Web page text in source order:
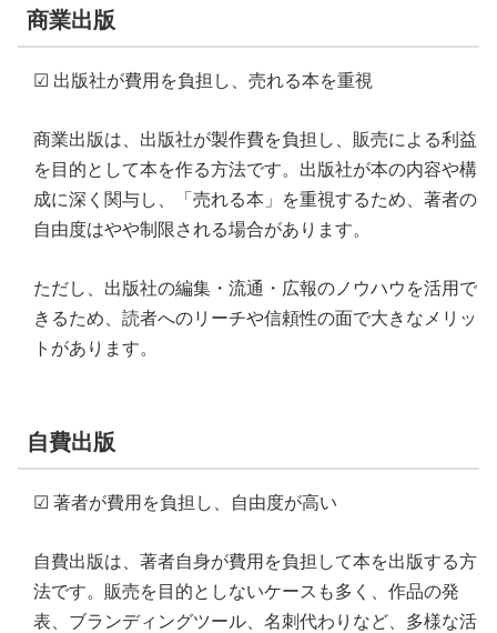
商業出版
☑ 出版社が費用を負担し、売れる本を重視
商業出版は、出版社が製作費を負担し、販売による利益
を目的として本を作る方法です。出版社が本の内容や構
成に深く関与し、「売れる本」を重視するため、著者の
自由度はやや制限される場合があります。
ただし、出版社の編集・流通・広報のノウハウを活用で
きるため、読者へのリーチや信頼性の面で大きなメリッ
トがあります。
自費出版
☑ 著者が費用を負担し、自由度が高い
自費出版は、著者自身が費用を負担して本を出版する方
法です。販売を目的としないケースも多く、作品の発
表、ブランディングツール、名刺代わりなど、多様な活